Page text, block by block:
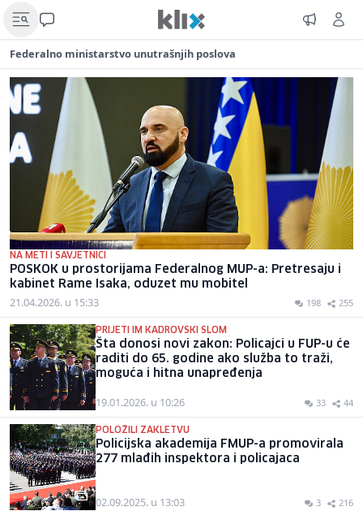
Federalno ministarstvo unutrašnjih poslova
NA METI I SAVJETNICI
POSKOK u prostorijama Federalnog MUP-a: Pretresaju i
kabinet Rame Isaka, oduzet mu mobitel
21.04.2026. u 15:33 198 255
PRIJETI IM KADROVSKI SLOM
Šta donosi novi zakon: Policajci u FUP-u će
raditi do 65. godine ako služba to traži,
moguća i hitna unapređenja
19.01.2026. u 10:26 33 44
POLOŽILI ZAKLETVU
Policijska akademija FMUP-a promovirala
277 mlađih inspektora i policajaca
02.09.2025. u 13:03 3 216